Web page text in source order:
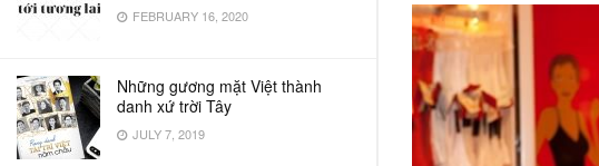
FEBRUARY 16, 2020
Những gương mặt Việt thành
danh xứ trời Tây
JULY 7, 2019